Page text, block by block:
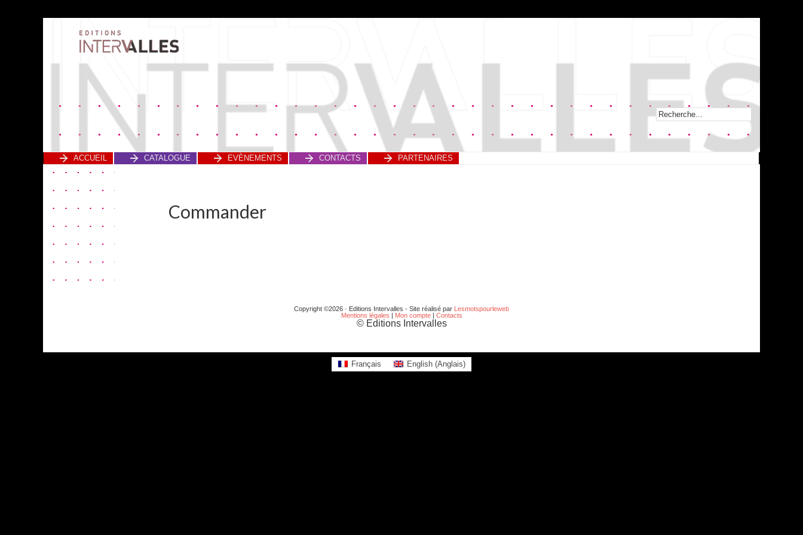
ACCUEIL CATALOGUE EVÈNEMENTS CONTACTS PARTENAIRES
Commander
Copyright ©2026 · Editions Intervalles - Site réalisé par Lesmotspourleweb
Mentions légales | Mon compte| Contacts
© Editions Intervalles
Français English (Anglais)